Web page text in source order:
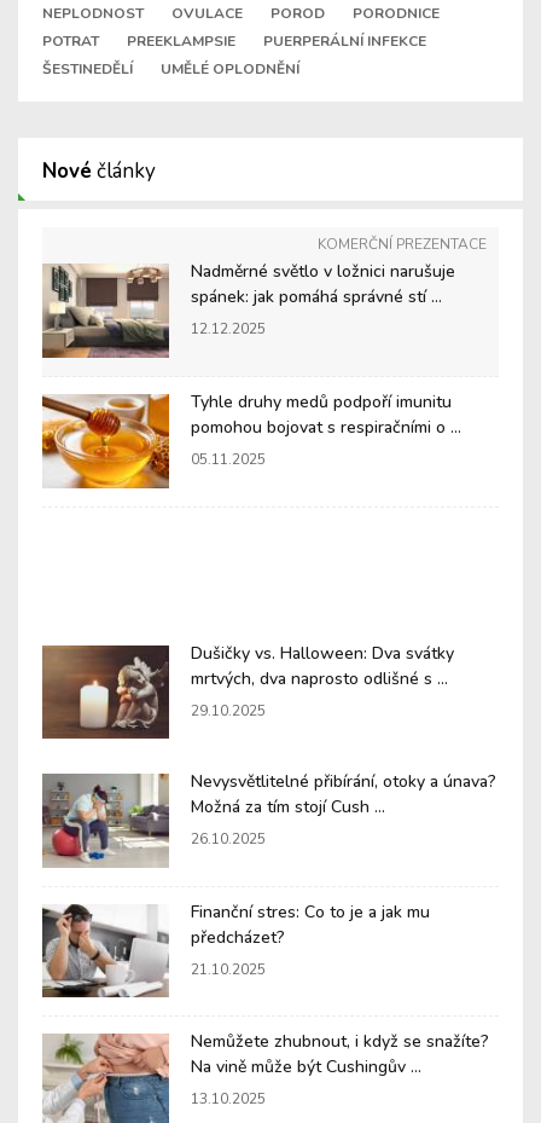
NEPLODNOST
OVULACE POROD
PORODNICE
POTRAT
PREEKLAMPSIE
PUERPERÁLNÍ INFEKCE
ŠESTINEDĚLÍ
UMĚLÉ OPLODNĚNÍ
Nové články
KOMERČNÍ PREZENTACE
Nadměrné světlo v ložnici narušuje
spánek: jak pomáhá správné stí ...
12.12.2025
Tyhle druhy medů podpoří imunitu
pomohou bojovat s respiračními o ...
05.11.2025
Dušičky vs. Halloween: Dva svátky
mrtvých, dva naprosto odlišné s ...
29.10.2025
Nevysvětlitelné přibírání, otoky a únava?
Možná za tím stojí Cush ...
26.10.2025
Finanční stres: Co to je a jak mu
předcházet?
21.10.2025
Nemůžete zhubnout, i když se snažíte?
Na vině může být Cushingův ...
13.10.2025